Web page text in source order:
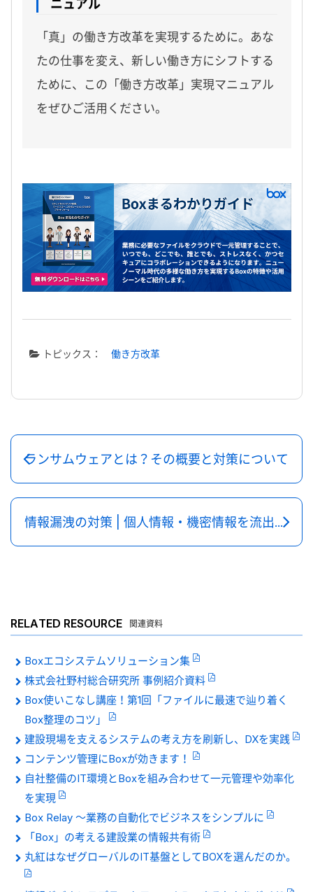
ニュアル
「真」の働き方改革を実現するために。あな
たの仕事を変え、新しい働き方にシフトする
ために、この「働き方改革」実現マニュアル
をぜひご活用ください。
トピックス： 働き方改革
ランサムウェアとは？その概要と対策について
情報漏洩の対策 | 個人情報・機密情報を流出させない企業になるには
RELATED RESOURCE 関連資料
Boxエコシステムソリューション集
株式会社野村総合研究所 事例紹介資料
Box使いこなし講座！第1回「ファイルに最速で辿り着く
Box整理のコツ」
建設現場を支えるシステムの考え方を刷新し、DXを実践
コンテンツ管理にBoxが効きます！
自社整備のIT環境とBoxを組み合わせて一元管理や効率化
を実現
Box Relay 〜業務の自動化でビジネスをシンプルに
「Box」の考える建設業の情報共有術
丸紅はなぜグローバルのIT基盤としてBOXを選んだのか。